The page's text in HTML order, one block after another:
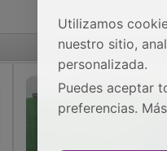
Utilizamos
nuestro sitio,
personalizada.
Puedes aceptar
preferencias.